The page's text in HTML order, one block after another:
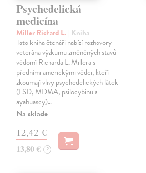
Psychedelická
medicína
Miller Richard L. | Kniha
Tato kniha čtenáři nabízí rozhovory
veterána výzkumu změněných stavů
vědomí Richarda L. Millera s
předními americkými vědci, kteří
zkoumají vlivy psychedelických látek
(LSD, MDMA, psilocybinu a
ayahuascy)…
Na sklade
12,42 €
13,80 € ?